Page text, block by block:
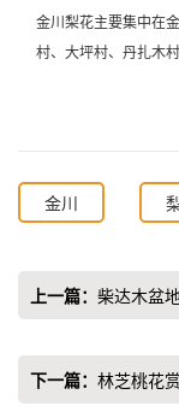
金川梨花主要集中在
村、大坪村、丹扎木
金川
上一篇： 柴达木盆
下一篇： 林芝桃花